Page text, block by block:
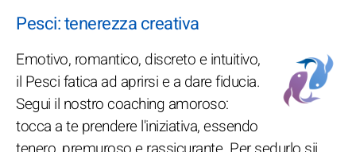
Pesci: tenerezza creativa
Emotivo, romantico, discreto e intuitivo,
il Pesci fatica ad aprirsi e a dare fiducia.
Segui il nostro coaching amoroso:
tocca a te prendere l'iniziativa, essendo